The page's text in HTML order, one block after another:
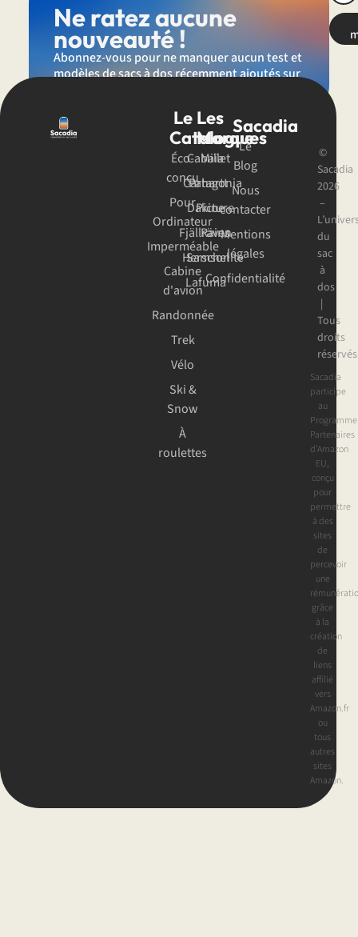
Ne ratez aucune
nouveauté !
Abonnez-vous pour ne manquer aucun test et
modèles de sacs à dos récemment ajoutés sur
Le
Catalogue
Éco-
conçu
Pour
Ordinateur
Imperméable
Cabine
d'avion
Randonnée
Trek
Vélo
Ski &
Snow
À
roulettes
Les
Marques
Cabaïa
Carhartt
Dakine
Fjällräven
Herschel
Lafuma
Millet
Patagonia
Picture
Rains
Samsonite
Sacadia
Le
Blog
Nous
contacter
Mentions
légales
Confidentialité
©
Sacadia
2026
–
du
sac
à
dos
|
Tous
droits
réservés
Sacadia
participe
au
Programme
Partenaires
d’Amazon
EU,
conçu
pour
permettre
à des
sites
de
percevoir
une
grâce
à la
création
de
liens
affilié
vers
Amazon.fr
ou
tous
autres
sites
Amazon.